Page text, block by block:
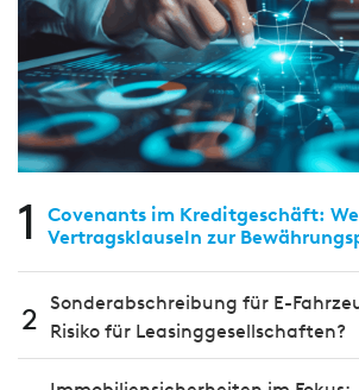
1
Covenants im Kreditgeschäft:
Vertragsklauseln zur
2 Sonderabschreibung für E-
Risiko für Leasinggesellschaften?